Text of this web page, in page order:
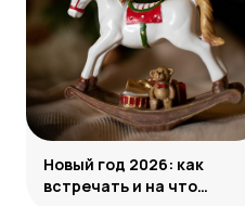
Новый год 2026: как
встречать и на что